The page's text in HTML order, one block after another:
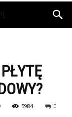
5984 0